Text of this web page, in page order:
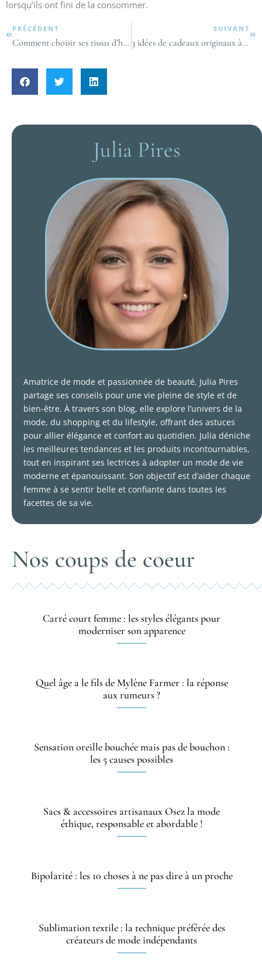
lorsqu’ils ont fini de la consommer.
PRÉCÉDENT
Comment choisir ses tissus d’habillement?
SUIVANT
3 idées de cadeaux originaux à porter
Julia Pires
Amatrice de mode et passionnée de beauté, Julia Pires
partage ses conseils pour une vie pleine de style et de
bien-être. À travers son blog, elle explore l’univers de la
mode, du shopping et du lifestyle, offrant des astuces
pour allier élégance et confort au quotidien. Julia déniche
les meilleures tendances et les produits incontournables,
tout en inspirant ses lectrices à adopter un mode de vie
moderne et épanouissant. Son objectif est d’aider chaque
femme à se sentir belle et confiante dans toutes les
facettes de sa vie.
Nos coups de coeur
Carré court femme : les styles élégants pour
moderniser son apparence
Quel âge a le fils de Mylène Farmer : la réponse
aux rumeurs ?
Sensation oreille bouchée mais pas de bouchon :
les 5 causes possibles
Sacs & accessoires artisanaux Osez la mode
éthique, responsable et abordable !
Bipolarité : les 10 choses à ne pas dire à un proche
Sublimation textile : la technique préférée des
créateurs de mode indépendants